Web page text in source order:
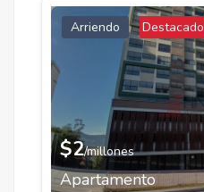
Arriendo Destacado
$2/millones
Apartamento